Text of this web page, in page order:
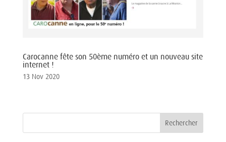
Carocanne fête son 50ème numéro et un nouveau site
internet !
13 Nov 2020